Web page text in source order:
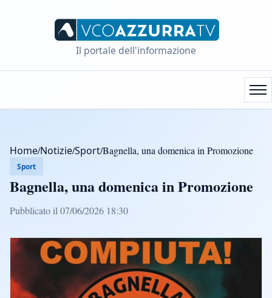
Il portale dell'informazione
Home/Notizie/Sport/Bagnella, una domenica in Promozione
Sport
Bagnella, una domenica in Promozione
Pubblicato il 07/06/2026 18:30